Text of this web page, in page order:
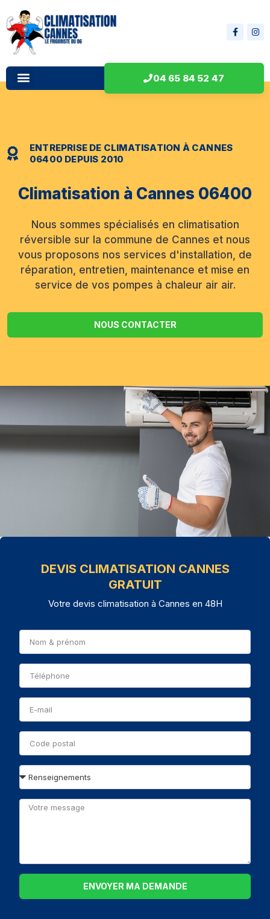
04 65 84 52 47
ENTREPRISE DE CLIMATISATION À CANNES
06400 DEPUIS 2010
Climatisation à Cannes 06400
Nous sommes spécialisés en climatisation
réversible sur la commune de Cannes et nous
vous proposons nos services d'installation, de
réparation, entretien, maintenance et mise en
service de vos pompes à chaleur air air.
NOUS CONTACTER
DEVIS CLIMATISATION CANNES
GRATUIT
Votre devis climatisation à Cannes en 48H
ENVOYER MA DEMANDE